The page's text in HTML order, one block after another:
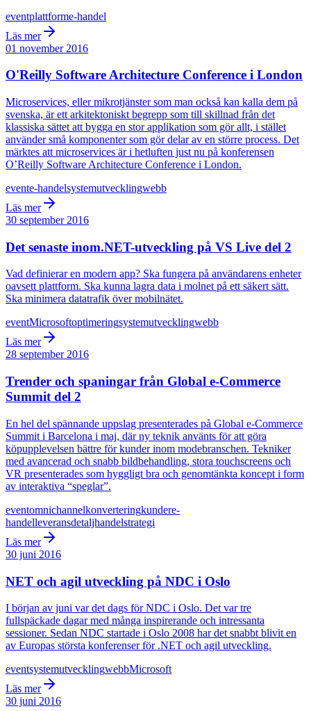
eventplattforme-handel
Läs mer
01 november 2016
O'Reilly Software Architecture Conference i London
Microservices, eller mikrotjänster som man också kan kalla dem på
svenska, är ett arkitektoniskt begrepp som till skillnad från det
klassiska sättet att bygga en stor applikation som gör allt, i stället
använder små komponenter som gör delar av en större process. Det
märktes att microservices är i hetluften just nu på konferensen
O’Reilly Software Architecture Conference i London.
evente-handelsystemutvecklingwebb
Läs mer
30 september 2016
Det senaste inom.NET-utveckling på VS Live del 2
Vad definierar en modern app? Ska fungera på användarens enheter
oavsett plattform. Ska kunna lagra data i molnet på ett säkert sätt.
Ska minimera datatrafik över mobilnätet.
eventMicrosoftoptimeringsystemutvecklingwebb
Läs mer
28 september 2016
Trender och spaningar från Global e-Commerce
Summit del 2
En hel del spännande uppslag presenterades på Global e-Commerce
Summit i Barcelona i maj, där ny teknik använts för att göra
köpupplevelsen bättre för kunder inom modebranschen. Tekniker
med avancerad och snabb bildbehandling, stora touchscreens och
VR presenterades som hyggligt bra och genomtänkta koncept i form
av interaktiva “speglar”.
eventomnichannelkonverteringkundere-
handelleveransdetaljhandelstrategi
Läs mer
30 juni 2016
NET och agil utveckling på NDC i Oslo
I början av juni var det dags för NDC i Oslo. Det var tre
fullspäckade dagar med många inspirerande och intressanta
sessioner. Sedan NDC startade i Oslo 2008 har det snabbt blivit en
av Europas största konferenser för .NET och agil utveckling.
eventsystemutvecklingwebbMicrosoft
Läs mer
30 juni 2016